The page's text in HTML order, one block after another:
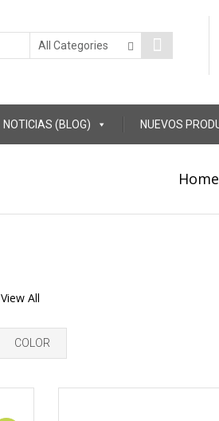
NOTICIAS (BLOG) NUEVOS
Home
View All
COLOR